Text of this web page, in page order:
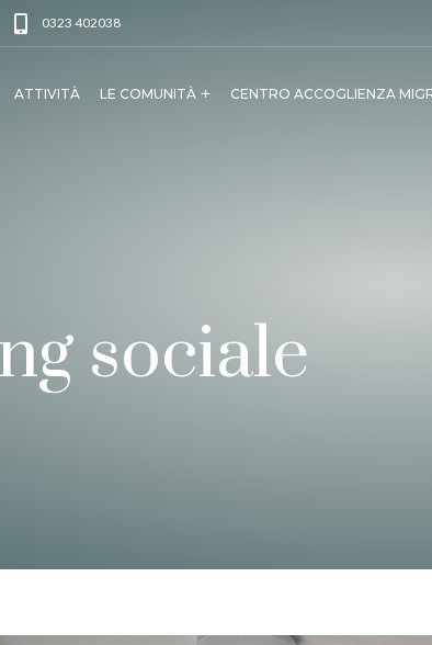
0323 402038
ATTIVITÀ LE COMUNITÀ CENTRO ACCOGLIENZA
sociale